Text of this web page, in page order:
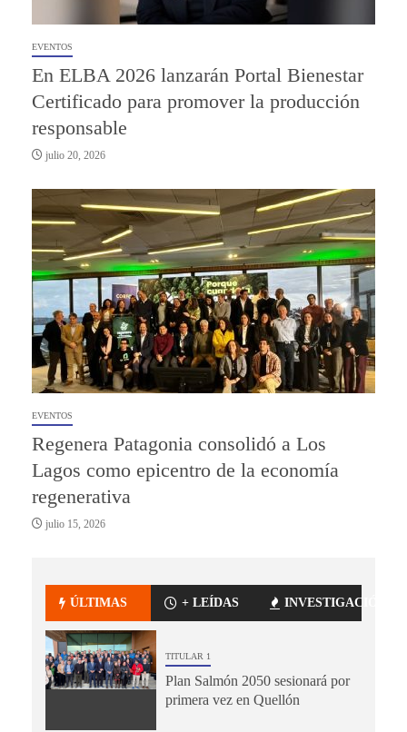
EVENTOS
En ELBA 2026 lanzarán Portal Bienestar
Certificado para promover la producción
responsable
julio 20, 2026
EVENTOS
Regenera Patagonia consolidó a Los
Lagos como epicentro de la economía
regenerativa
julio 15, 2026
ÚLTIMAS + LEÍDAS INVESTIGACIÓN
TITULAR 1
Plan Salmón 2050 sesionará por
primera vez en Quellón